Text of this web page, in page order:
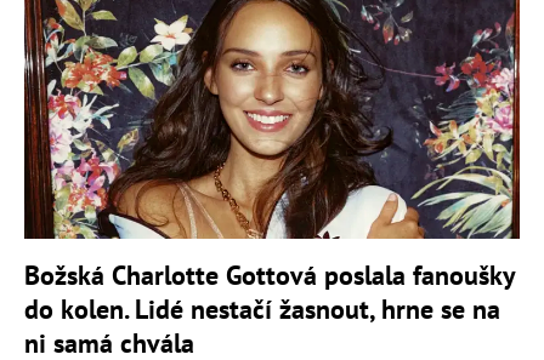
Božská Charlotte Gottová poslala fanoušky
do kolen. Lidé nestačí žasnout, hrne se na
ni samá chvála